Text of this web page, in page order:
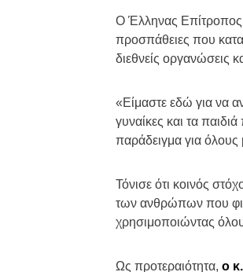
Ο Έλληνας Επίτροπος
προσπάθειες που
διεθνείς οργανώσεις
«Είμαστε εδώ για να
γυναίκες και τα
παράδειγμα για
Τόνισε ότι κοινός
των ανθρώπων που
χρησιμοποιώντας
Ως προτεραιότητα, ο